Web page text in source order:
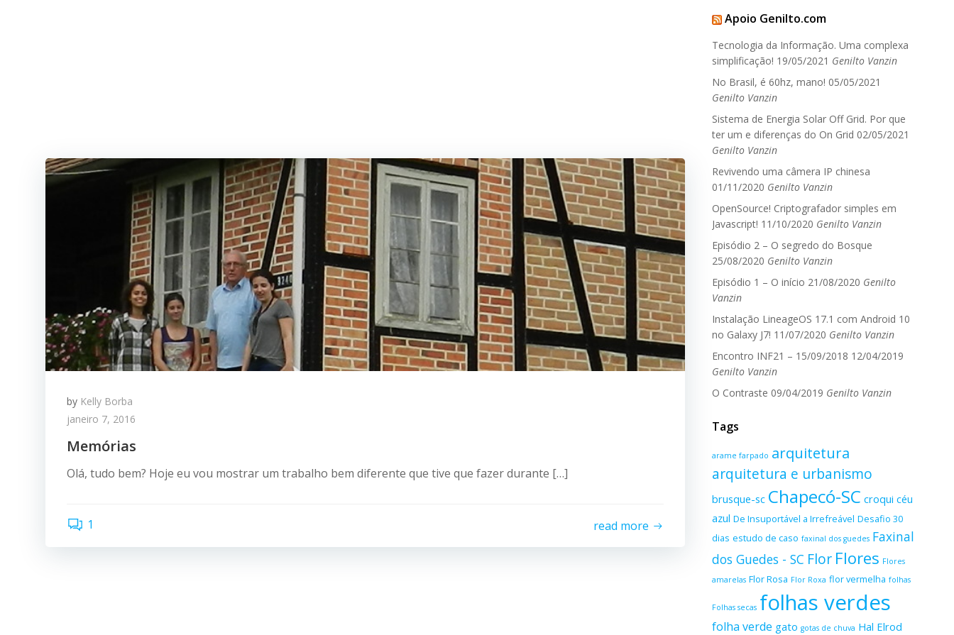
by Kelly Borba
janeiro 7, 2016
Memórias
Olá, tudo bem? Hoje eu vou mostrar um trabalho bem diferente que tive que fazer durante […]
1 read more
Apoio Genilto.com
Tecnologia da Informação. Uma complexa
simplificação! 19/05/2021 Genilto Vanzin
No Brasil, é 60hz, mano! 05/05/2021
Genilto Vanzin
Sistema de Energia Solar Off Grid. Por que
ter um e diferenças do On Grid 02/05/2021
Genilto Vanzin
Revivendo uma câmera IP chinesa
01/11/2020 Genilto Vanzin
OpenSource! Criptografador simples em
Javascript! 11/10/2020 Genilto Vanzin
Episódio 2 – O segredo do Bosque
25/08/2020 Genilto Vanzin
Episódio 1 – O início 21/08/2020 Genilto
Vanzin
Instalação LineageOS 17.1 com Android 10
no Galaxy J7! 11/07/2020 Genilto Vanzin
Encontro INF21 – 15/09/2018 12/04/2019
Genilto Vanzin
O Contraste 09/04/2019 Genilto Vanzin
Tags
arame farpado arquitetura
arquitetura e urbanismo
brusque-sc Chapecó-SC croqui céu
azul De Insuportável a Irrefreável Desafio 30
dias estudo de caso faxinal dos guedes Faxinal
dos Guedes - SC Flor Flores Flores
amarelas Flor Rosa Flor Roxa flor vermelha folhas
Folhas secas folhas verdes
folha verde gato gotas de chuva Hal Elrod